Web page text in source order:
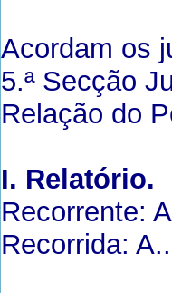
Acordam os
5.ª Secção
Relação do
I. Relatório.
Recorrente:
Recorrida: